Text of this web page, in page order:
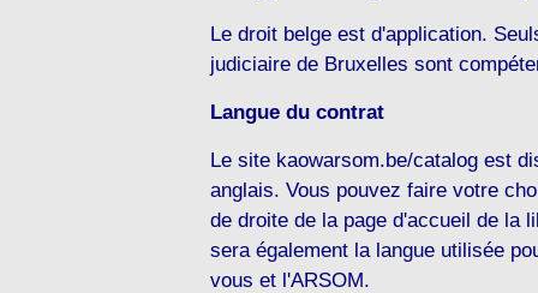
Le droit belge est d'application.
judiciaire de Bruxelles sont
Langue du contrat
Le site kaowarsom.be/catalog est
anglais. Vous pouvez faire votre
de droite de la page d'accueil de la
sera également la langue utilisée
vous et l'ARSOM.